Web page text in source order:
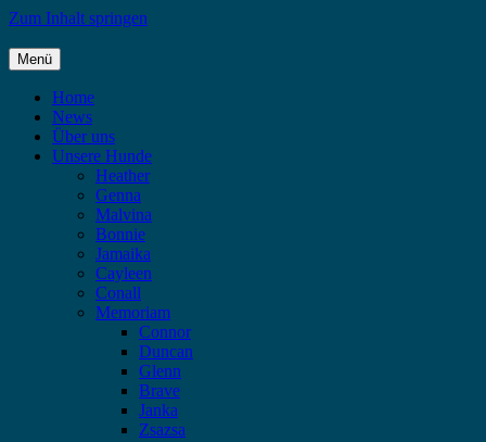
Zum Inhalt springen
Highlandflats – Flat Coated Retriever
Menü
Home
News
Über uns
Unsere Hunde
Heather
Genna
Malvina
Bonnie
Jamaika
Cayleen
Conall
Memoriam
Connor
Duncan
Glenn
Brave
Janka
Zsazsa